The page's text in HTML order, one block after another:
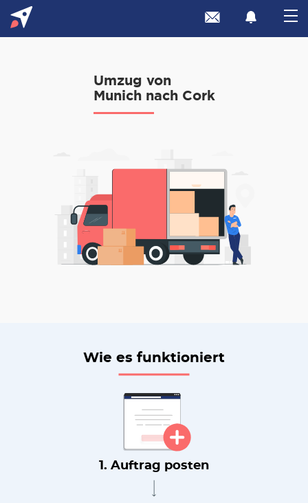
Umzug von
Munich nach Cork
Wie es funktioniert
1. Auftrag posten